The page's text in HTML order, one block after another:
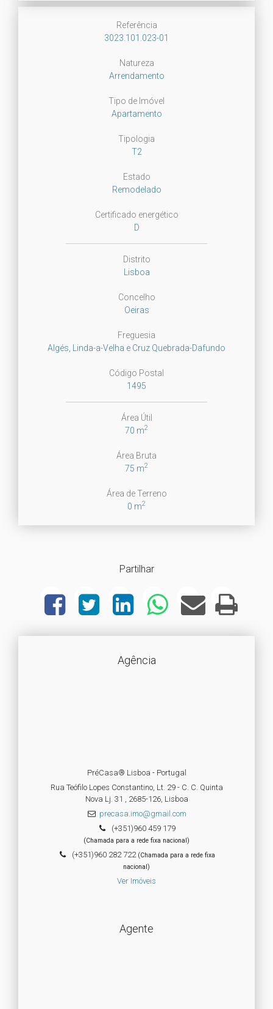
Referência
3023.101.023-01
Natureza
Arrendamento
Tipo de Imóvel
Apartamento
Tipologia
T2
Estado
Remodelado
Certificado energético
D
Distrito
Lisboa
Concelho
Oeiras
Freguesia
Algés, Linda-a-Velha e Cruz Quebrada-Dafundo
Código Postal
1495
Área Útil
70 m2
Área Bruta
75 m2
Área de Terreno
0 m2
Partilhar
Agência
PréCasa® Lisboa - Portugal
Rua Teófilo Lopes Constantino, Lt. 29 - C. C. Quinta
Nova Lj. 31 , 2685-126, Lisboa
precasa.imo@gmail.com
(+351)960 459 179
(Chamada para a rede fixa nacional)
(+351)960 282 722(Chamada para a rede fixa
nacional)
Ver Imóveis
Agente